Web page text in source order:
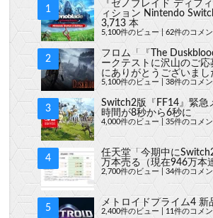
『ゼノブレイド ディフ
ィション Nintendo
3,713 本
5,100件のビュー| 62件のコメン
フロム「『The
ークテストに沢山のご
にありがとうございまし
5,100件のビュー 38件のコメン
Switch2版『FF14』緊急
時間が8秒から6秒に
4,000件のビュー 35件のコメン
任天堂「今期中に
万本売る（現在946万本
2,700件のビュー 34件のコメン
メトロイドプライム4
2,400件のビュー 11件のコメン